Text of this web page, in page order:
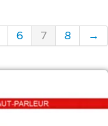
6 7 8 →